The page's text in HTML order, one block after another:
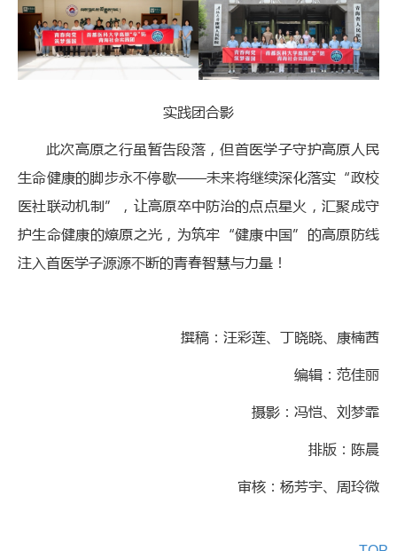
实践团合影
此次高原之行虽暂告段落，但首医学子守护高原人民
生命健康的脚步永不停歇——未来将继续深化落实“政校
医社联动机制”，让高原卒中防治的点点星火，汇聚成守
护生命健康的燎原之光，为筑牢“健康中国”的高原防线
注入首医学子源源不断的青春智慧与力量！
撰稿：汪彩莲、丁晓晓、康楠茜
编辑：范佳丽
摄影：冯恺、刘梦霏
排版：陈晨
审核：杨芳宇、周玲微